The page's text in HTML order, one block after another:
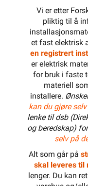
Vi er etter
pliktig til å
et fast elektrisk
en registrert
er elektrisk
for bruk i faste
materiell
installere.
kan du gjøre
lenke til dsb
og beredskap)
selv på
Alt som går på
skal leveres til
lenger. Du kan